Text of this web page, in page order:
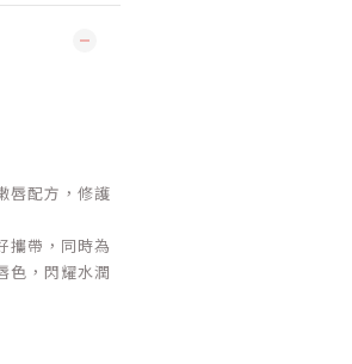
唇配方，修護
攜帶，同時為
色，閃耀水潤